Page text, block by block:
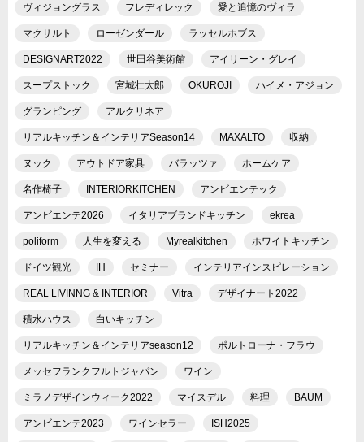
ヴィジョングラス フレディレック 愛と追憶のヴィラ
マクサルト ローゼンダール ラッセルホブス
DESIGNART2022 世田谷美術館 アイリーン・グレイ
スープストック 宮城壮太郎 OKUROJI ハイメ・アジョン
グランピング アルクリネア
リアルキッチン＆インテリアSeason14 MAXALTO 収納
ヌック アウトドア家具 バラッツァ ホームケア
名作椅子 INTERIORKITCHEN アンビエンテック
アンビエンテ2026 イタリアブランドキッチン ekrea
poliform 人生を変える Myrealkitchen ホワイトキッチン
ドイツ観光 IH セミナー インテリアインスピレーション
REAL LIVINNG & INTERIOR Vitra デザイナート2022
積水ハウス 白いキッチン
リアルキッチン＆インテリアseason12 ポルトローナ・フラウ
メッセフランクフルトジャパン ワイン
ミラノデザインウィーク2022 マイスデル 料理 BAUM
アンビエンテ2023 ワインセラー ISH2025